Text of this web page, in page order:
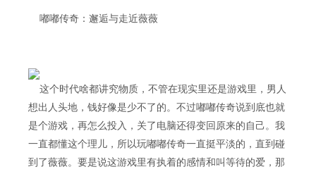
嘟嘟传奇：邂逅与走近薇薇
这个时代啥都讲究物质，不管在现实里还是游戏里，男人
想出人头地，钱好像是少不了的。不过嘟嘟传奇说到底也就
是个游戏，再怎么投入，关了电脑还得变回原来的自己。我
一直都懂这个理儿，所以玩嘟嘟传奇一直挺平淡的，直到碰
到了薇薇。要是说这游戏里有执着的感情和叫等待的爱，那